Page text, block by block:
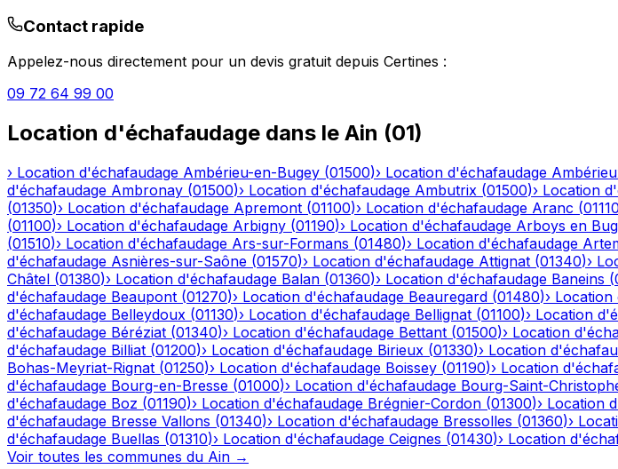
Contact rapide
Appelez-nous directement pour un devis gratuit depuis Certines :
09 72 64 99 00
Location d'échafaudage dans le Ain (01)
› Location d'échafaudage Ambérieu-en-Bugey (01500)› Location d'échafaudage
d'échafaudage Ambronay (01500)› Location d'échafaudage Ambutrix (01500)› Location
(01350)› Location d'échafaudage Apremont (01100)› Location d'échafaudage Aranc (01110
(01100)› Location d'échafaudage Arbigny (01190)› Location d'échafaudage Arboys en
(01510)› Location d'échafaudage Ars-sur-Formans (01480)› Location d'échafaudage
d'échafaudage Asnières-sur-Saône (01570)› Location d'échafaudage Attignat (01340)›
Châtel (01380)› Location d'échafaudage Balan (01360)› Location d'échafaudage Baneins (
d'échafaudage Beaupont (01270)› Location d'échafaudage Beauregard (01480)› Location
d'échafaudage Belleydoux (01130)› Location d'échafaudage Bellignat (01100)› Location
d'échafaudage Béréziat (01340)› Location d'échafaudage Bettant (01500)› Location
d'échafaudage Billiat (01200)› Location d'échafaudage Birieux (01330)› Location
Bohas-Meyriat-Rignat (01250)› Location d'échafaudage Boissey (01190)› Location
d'échafaudage Bourg-en-Bresse (01000)› Location d'échafaudage Bourg-Saint-
d'échafaudage Boz (01190)› Location d'échafaudage Brégnier-Cordon (01300)› Location
d'échafaudage Bresse Vallons (01340)› Location d'échafaudage Bressolles (01360)›
d'échafaudage Buellas (01310)› Location d'échafaudage Ceignes (01430)› Location
Voir toutes les communes du Ain →